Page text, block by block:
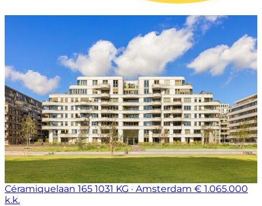
Céramiquelaan 165 1031 KG · Amsterdam € 1.065.000
k.k.